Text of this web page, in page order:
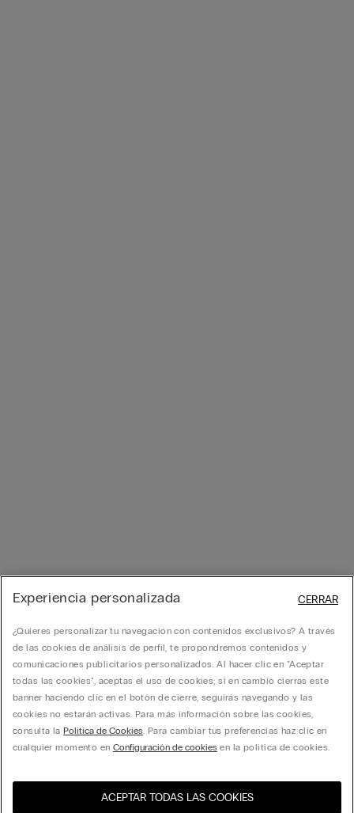
Experiencia personalizada
¿Quieres personalizar tu navegación con contenidos exclusivos? A través
de las cookies de análisis de perfil, te propondremos contenidos y
comunicaciones publicitarios personalizados. Al hacer clic en "Aceptar
todas las cookies", aceptas el uso de cookies; si en cambio cierras este
banner haciendo clic en el botón de cierre, seguirás navegando y las
cookies no estarán activas. Para más información sobre las cookies,
consulta laPolítica de Cookies. Para cambiar tus preferencias haz clic en
cualquier momento enConfiguración de cookies en la política de cookies.
ACEPTAR TODAS LAS COOKIES
CERRAR